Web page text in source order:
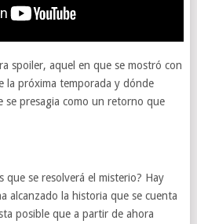
spoiler, aquel en que se mostró con
la próxima temporada y dónde
se presagia como un retorno que
que se resolverá el misterio? Hay
alcanzado la historia que se cuenta
posible que a partir de ahora